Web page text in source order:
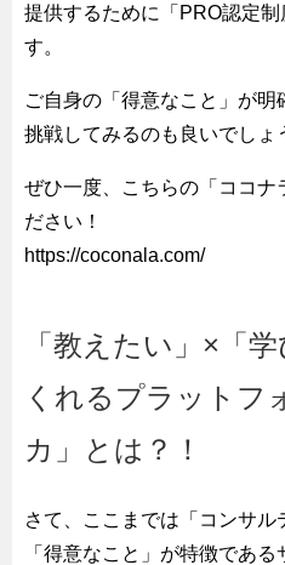
提供するために「PRO認定
す。
ご自身の「得意なこと」が
挑戦してみるのも良いでしょ
ぜひ一度、こちらの「ココナ
ださい！
https://coconala.com/
「教えたい」×「
くれるプラットフ
カ」とは？！
さて、ここまでは「コンサル
「得意なこと」が特徴であ